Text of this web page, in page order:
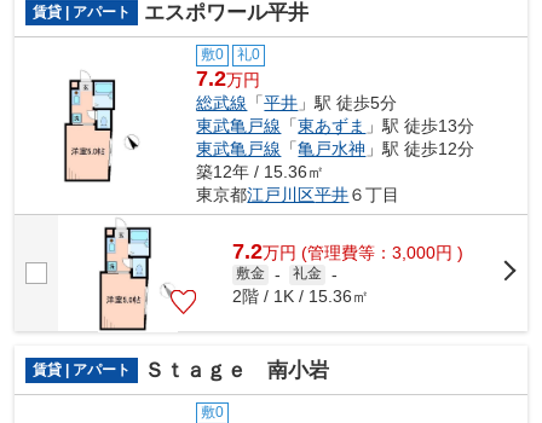
賃貸 | アパート エスポワール平井
敷0 礼0
7.2万円
総武線 「平井 」駅 徒歩5分
東武亀戸線 「東あずま 」駅 徒歩13分
東武亀戸線 「亀戸水神 」駅 徒歩12分
築12年 / 15.36㎡
東京都江戸川区平井６丁目
7.2万円 (管理費等：3,000円 )
敷金 - 礼金 -
2階 / 1K / 15.36㎡
賃貸 | アパート Ｓｔａｇｅ 南小岩
敷0